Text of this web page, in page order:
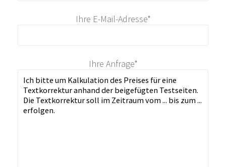
Ihre E-Mail-Adresse*
Ihre Anfrage*